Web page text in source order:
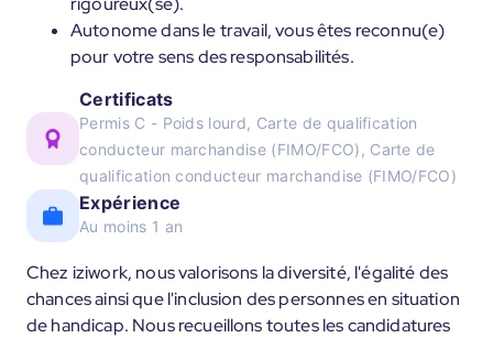
Autonome dans le travail, vous êtes reconnu(e)
pour votre sens des responsabilités.
Certificats
Permis C - Poids lourd, Carte de qualification
conducteur marchandise (FIMO/FCO), Carte de
qualification conducteur marchandise (FIMO/FCO)
Expérience
Au moins 1 an
Chez iziwork, nous valorisons la diversité, l'égalité des
chances ainsi que l'inclusion des personnes en situation
de handicap. Nous recueillons toutes les candidatures